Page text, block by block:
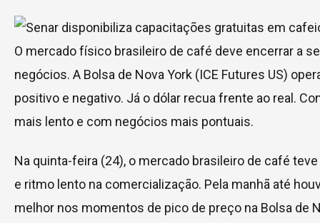
O mercado físico brasileiro de café deve encerrar a
negócios. A Bolsa de Nova York (ICE Futures US)
positivo e negativo. Já o dólar recua frente ao real.
mais lento e com negócios mais pontuais.
Na quinta-feira (24), o mercado brasileiro de café
e ritmo lento na comercialização. Pela manhã até
melhor nos momentos de pico de preço na Bolsa de